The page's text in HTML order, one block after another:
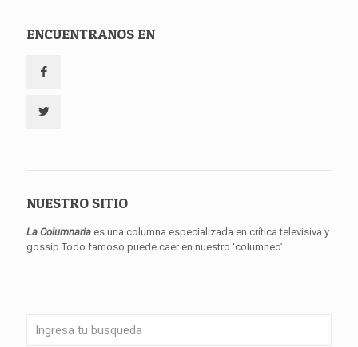
ENCUENTRANOS EN
NUESTRO SITIO
La Columnaria es una columna especializada en crítica televisiva y
gossip.Todo famoso puede caer en nuestro ‘columneo’.